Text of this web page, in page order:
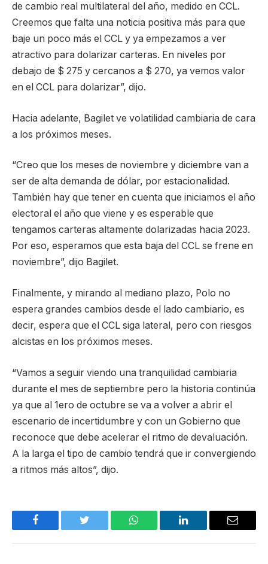
de cambio real multilateral del año, medido en CCL.
Creemos que falta una noticia positiva más para que
baje un poco más el CCL y ya empezamos a ver
atractivo para dolarizar carteras. En niveles por
debajo de $ 275 y cercanos a $ 270, ya vemos valor
en el CCL para dolarizar”, dijo.
Hacia adelante, Bagilet ve volatilidad cambiaria de cara
a los próximos meses.
“Creo que los meses de noviembre y diciembre van a
ser de alta demanda de dólar, por estacionalidad.
También hay que tener en cuenta que iniciamos el año
electoral el año que viene y es esperable que
tengamos carteras altamente dolarizadas hacia 2023.
Por eso, esperamos que esta baja del CCL se frene en
noviembre”, dijo Bagilet.
Finalmente, y mirando al mediano plazo, Polo no
espera grandes cambios desde el lado cambiario, es
decir, espera que el CCL siga lateral, pero con riesgos
alcistas en los próximos meses.
“Vamos a seguir viendo una tranquilidad cambiaria
durante el mes de septiembre pero la historia continúa
ya que al 1ero de octubre se va a volver a abrir el
escenario de incertidumbre y con un Gobierno que
reconoce que debe acelerar el ritmo de devaluación.
A la larga el tipo de cambio tendrá que ir convergiendo
a ritmos más altos”, dijo.
Facebook Twitter WhatsApp LinkedIn Email